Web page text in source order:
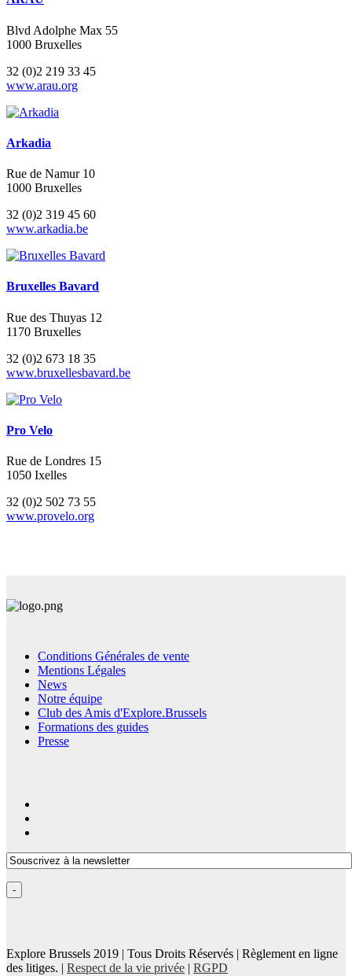
Blvd Adolphe Max 55
1000 Bruxelles
32 (0)2 219 33 45
www.arau.org
Arkadia
Rue de Namur 10
1000 Bruxelles
32 (0)2 319 45 60
www.arkadia.be
Bruxelles Bavard
Rue des Thuyas 12
1170 Bruxelles
32 (0)2 673 18 35
www.bruxellesbavard.be
Pro Velo
Rue de Londres 15
1050 Ixelles
32 (0)2 502 73 55
www.provelo.org
Conditions Générales de vente
Mentions Légales
News
Notre équipe
Club des Amis d'Explore.Brussels
Formations des guides
Presse
Explore Brussels 2019 | Tous Droits Réservés | Règlement en ligne
des litiges. | Respect de la vie privée | RGPD